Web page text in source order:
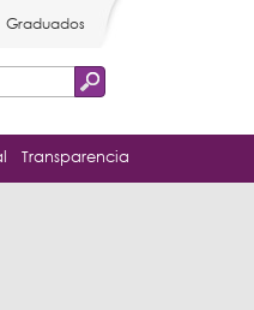
Graduados
Transparencia